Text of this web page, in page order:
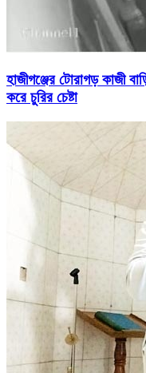
হাজীগঞ্জের টোরাগড় কাজী
করে চুরির চেষ্টা